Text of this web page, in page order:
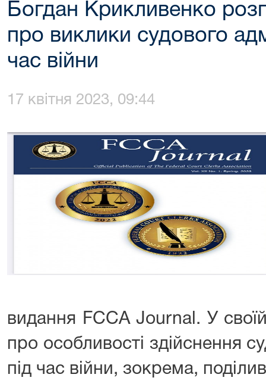
Богдан Крикливенко
про виклики судового
час війни
17 квітня 2023, 09:44
видання FCCA Journal. У своїй
про особливості здійснення
під час війни, зокрема,